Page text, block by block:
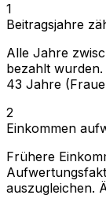
1
Beitragsjahre
Alle Jahre
bezahlt
43 Jahre
2
Einkommen
Frühere
auszugleichen.